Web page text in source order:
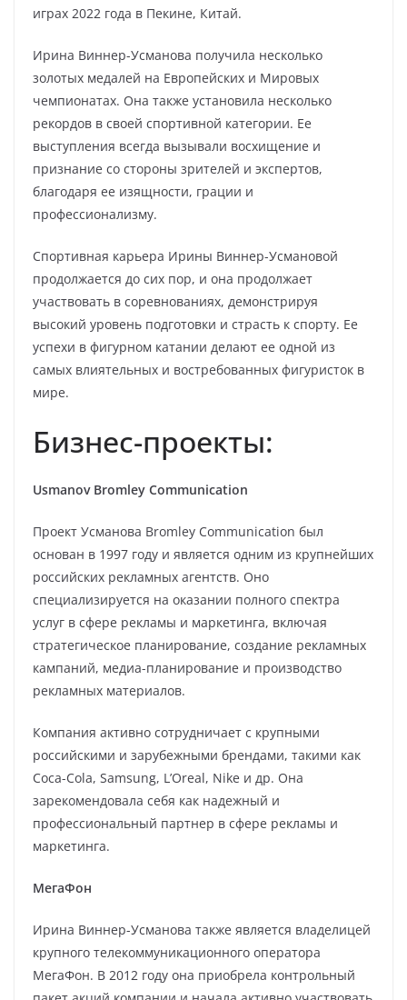
играх 2022 года в Пекине, Китай.
Ирина Виннер-Усманова получила несколько
золотых медалей на Европейских и Мировых
чемпионатах. Она также установила несколько
рекордов в своей спортивной категории. Ее
выступления всегда вызывали восхищение и
признание со стороны зрителей и экспертов,
благодаря ее изящности, грации и
профессионализму.
Спортивная карьера Ирины Виннер-Усмановой
продолжается до сих пор, и она продолжает
участвовать в соревнованиях, демонстрируя
высокий уровень подготовки и страсть к спорту. Ее
успехи в фигурном катании делают ее одной из
самых влиятельных и востребованных фигуристок в
мире.
Бизнес-проекты:
Usmanov Bromley Communication
Проект Усманова Bromley Communication был
основан в 1997 году и является одним из крупнейших
российских рекламных агентств. Оно
специализируется на оказании полного спектра
услуг в сфере рекламы и маркетинга, включая
стратегическое планирование, создание рекламных
кампаний, медиа-планирование и производство
рекламных материалов.
Компания активно сотрудничает с крупными
российскими и зарубежными брендами, такими как
Coca-Cola, Samsung, L’Oreal, Nike и др. Она
зарекомендовала себя как надежный и
профессиональный партнер в сфере рекламы и
маркетинга.
МегаФон
Ирина Виннер-Усманова также является владелицей
крупного телекоммуникационного оператора
МегаФон. В 2012 году она приобрела контрольный